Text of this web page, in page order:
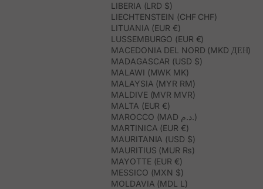
LIBERIA (LRD $)
LIECHTENSTEIN (CHF CHF)
LITUANIA (EUR €)
LUSSEMBURGO (EUR €)
MACEDONIA DEL NORD (MKD ДЕН)
MADAGASCAR (USD $)
MALAWI (MWK MK)
MALAYSIA (MYR RM)
MALDIVE (MVR MVR)
MALTA (EUR €)
MAROCCO (MAD د.م.)
MARTINICA (EUR €)
MAURITANIA (USD $)
MAURITIUS (MUR ₨)
MAYOTTE (EUR €)
MESSICO (MXN $)
MOLDAVIA (MDL L)